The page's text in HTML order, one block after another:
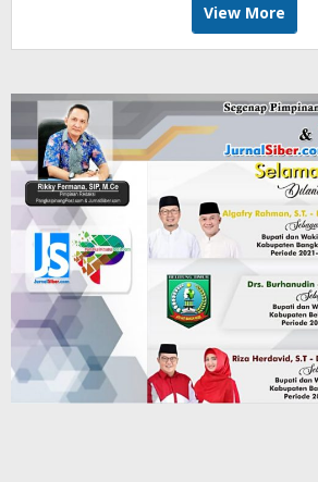
View More